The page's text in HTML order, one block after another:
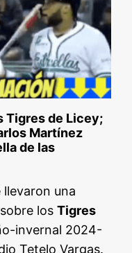
Tigres de Licey;
Martínez
de las
llevaron una
sobre losTigres
invernal 2024-
Tetelo Vargas.